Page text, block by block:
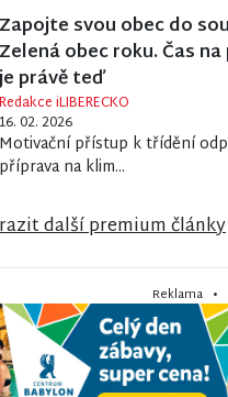
Zapojte svou obec do
Zelená obec roku. Čas
právě teď
Redakce iLIBERECKO
16. 02. 2026
Motivační přístup k třídění
příprava na klim...
další premium články
Reklama •